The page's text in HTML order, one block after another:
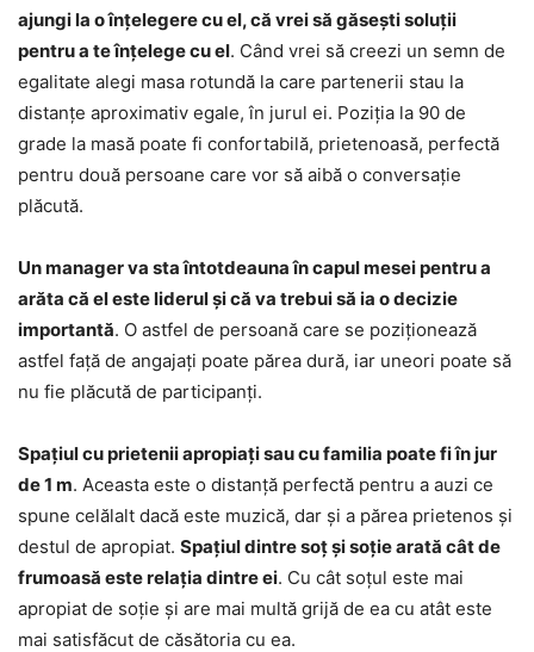
ajungi la o înțelegere cu el, că vrei să găsești soluții
pentru a te înțelege cu el. Când vrei să creezi un semn de
egalitate alegi masa rotundă la care partenerii stau la
distanțe aproximativ egale, în jurul ei. Poziția la 90 de
grade la masă poate fi confortabilă, prietenoasă, perfectă
pentru două persoane care vor să aibă o conversație
plăcută.
Un manager va sta întotdeauna în capul mesei pentru a
arăta că el este liderul și că va trebui să ia o decizie
importantă. O astfel de persoană care se poziționează
astfel față de angajați poate părea dură, iar uneori poate să
nu fie plăcută de participanți.
Spațiul cu prietenii apropiați sau cu familia poate fi în jur
de 1 m. Aceasta este o distanță perfectă pentru a auzi ce
spune celălalt dacă este muzică, dar și a părea prietenos și
destul de apropiat. Spațiul dintre soț și soție arată cât de
frumoasă este relația dintre ei. Cu cât soțul este mai
apropiat de soție și are mai multă grijă de ea cu atât este
mai satisfăcut de căsătoria cu ea.